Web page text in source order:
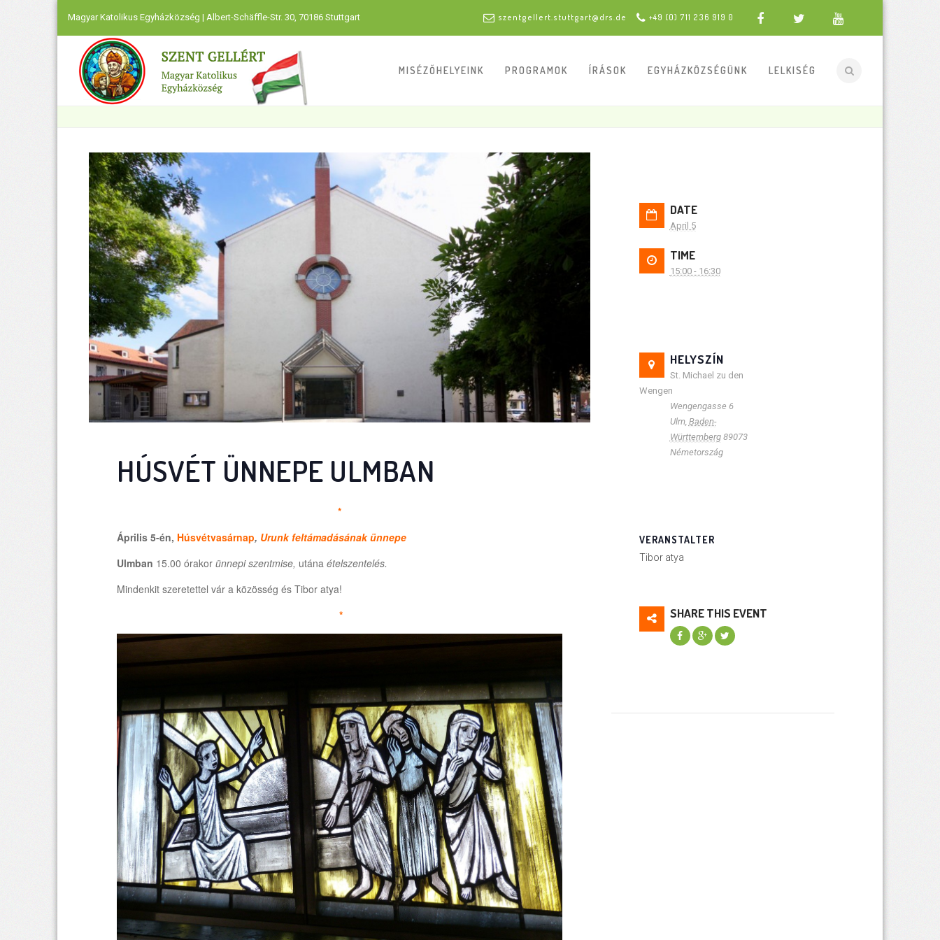
Magyar Katolikus Egyházközség | Albert-Schäffle-Str. 30, 70186 Stuttgart szentgellert.stuttgart@drs.de +49 (0) 711 236 919 0
MISÉZŐHELYEINK PROGRAMOK ÍRÁSOK EGYHÁZKÖZSÉGÜNK LELKISÉG
HÚSVÉT ÜNNEPE ULMBAN
*
Április 5-én, Húsvétvasárnap, Urunk feltámadásának ünnepe
Ulmban 15.00 órakor ünnepi szentmise, utána ételszentelés.
Mindenkit szeretettel vár a közösség és Tibor atya!
*
DATE
April 5
TIME
15:00 - 16:30
HELYSZÍN
St. Michael zu den
Wengen
Wengengasse 6
Ulm, Baden-
Württemberg 89073
Németország
VERANSTALTER
Tibor atya
SHARE THIS EVENT